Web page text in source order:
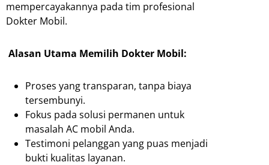
mempercayakannya pada tim profesional
Dokter Mobil.
Alasan Utama Memilih Dokter Mobil:
Proses yang transparan, tanpa biaya
tersembunyi.
Fokus pada solusi permanen untuk
masalah AC mobil Anda.
Testimoni pelanggan yang puas menjadi
bukti kualitas layanan.